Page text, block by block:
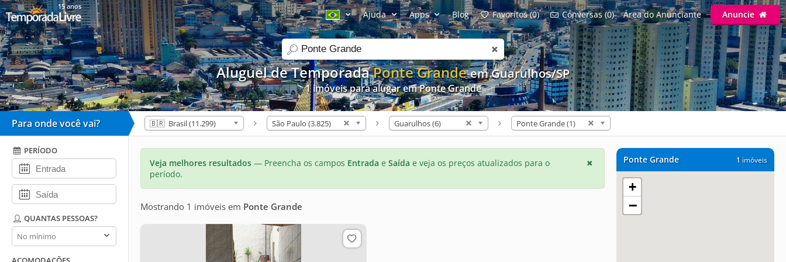
Aluguel de TemporadaPonte Grande em Guarulhos/SP
1 imóveis para alugar em Ponte Grande
search
15 anos
Ajuda Apps Blog Favoritos (0) Conversas (0) Área do Anunciante Anuncie
Para onde você vai? 🇧🇷 Brasil (11.299) São Paulo (3.825) Guarulhos (6) Ponte Grande (1)
PERÍODO
QUANTAS PESSOAS?
Quantas
pessoas?
1 imóveis
Ponte Grande
+
−
Veja melhores resultados — Preencha os campos Entrada e Saída e veja os preços atualizados para o
período.
Mostrando 1 imóveis em Ponte Grande